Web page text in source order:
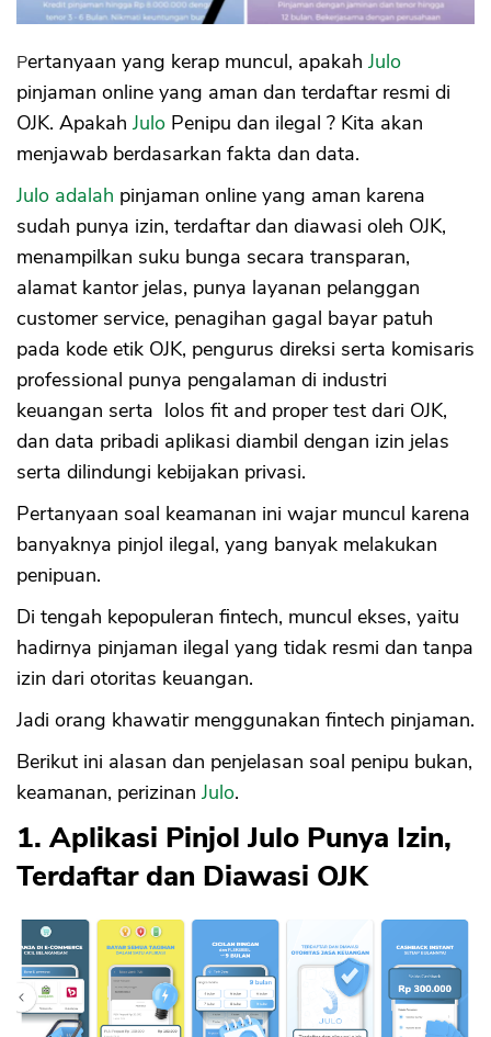
Pertanyaan yang kerap muncul, apakah Julo
pinjaman online yang aman dan terdaftar resmi di
OJK. Apakah Julo Penipu dan ilegal ? Kita akan
menjawab berdasarkan fakta dan data.
Julo adalah pinjaman online yang aman karena
sudah punya izin, terdaftar dan diawasi oleh OJK,
menampilkan suku bunga secara transparan,
alamat kantor jelas, punya layanan pelanggan
customer service, penagihan gagal bayar patuh
pada kode etik OJK, pengurus direksi serta komisaris
professional punya pengalaman di industri
keuangan serta lolos fit and proper test dari OJK,
dan data pribadi aplikasi diambil dengan izin jelas
serta dilindungi kebijakan privasi.
Pertanyaan soal keamanan ini wajar muncul karena
banyaknya pinjol ilegal, yang banyak melakukan
penipuan.
Di tengah kepopuleran fintech, muncul ekses, yaitu
hadirnya pinjaman ilegal yang tidak resmi dan tanpa
izin dari otoritas keuangan.
Jadi orang khawatir menggunakan fintech pinjaman.
Berikut ini alasan dan penjelasan soal penipu bukan,
keamanan, perizinan Julo.
1. Aplikasi Pinjol Julo Punya Izin,
Terdaftar dan Diawasi OJK